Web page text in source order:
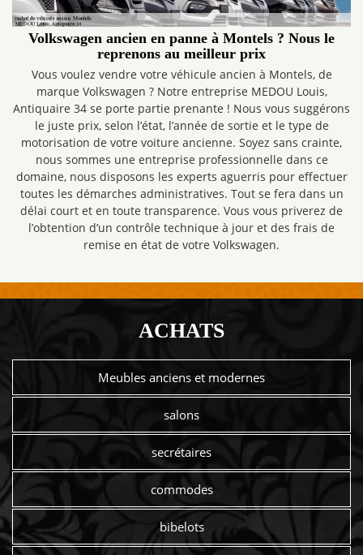
Volkswagen ancien en panne à Montels ? Nous le
reprenons au meilleur prix
Vous voulez vendre votre véhicule ancien à Montels, de
marque Volkswagen ? Notre entreprise MEDOU Louis,
Antiquaire 34 se porte partie prenante ! Nous vous suggérons
le juste prix, selon l’état, l’année de sortie et le type de
motorisation de votre voiture ancienne. Soyez sans crainte,
nous sommes une entreprise professionnelle dans ce
domaine, nous disposons les experts aguerris pour effectuer
toutes les démarches administratives. Tout se fera dans un
délai court et en toute transparence. Vous vous priverez de
l’obtention d’un contrôle technique à jour et des frais de
remise en état de votre Volkswagen.
ACHATS
Meubles anciens et modernes
salons
secrétaires
commodes
bibelots